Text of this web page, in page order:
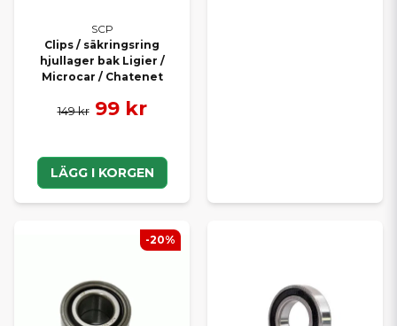
SCP
Clips / säkringsring
hjullager bak Ligier /
Microcar / Chatenet
149 kr 99 kr
LÄGG I KORGEN
-20%